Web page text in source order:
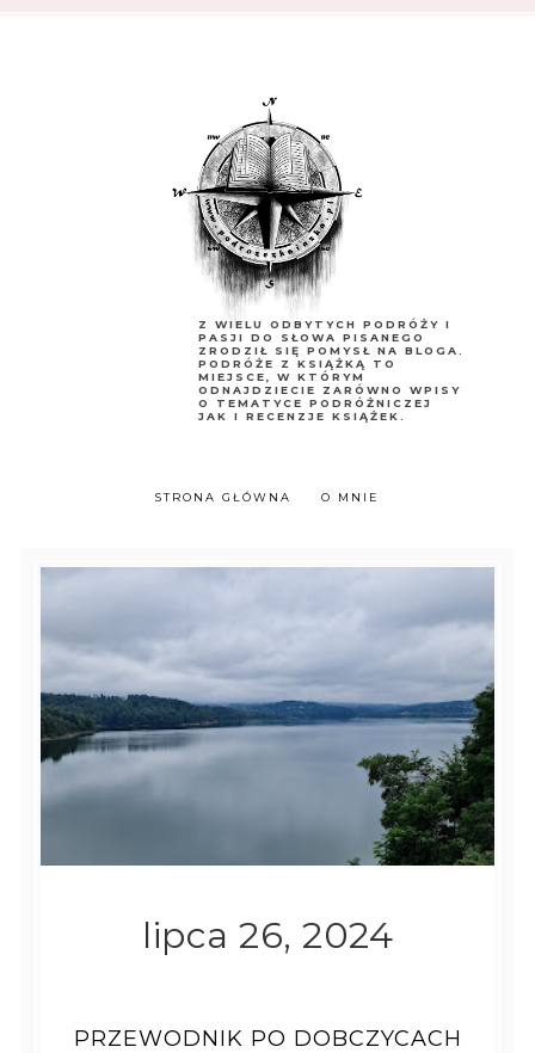
Z WIELU ODBYTYCH PODRÓŻY I
PASJI DO SŁOWA PISANEGO
ZRODZIŁ SIĘ POMYSŁ NA BLOGA.
PODRÓŻE Z KSIĄŻKĄ TO
MIEJSCE, W KTÓRYM
ODNAJDZIECIE ZARÓWNO WPISY
O TEMATYCE PODRÓŻNICZEJ
JAK I RECENZJE KSIĄŻEK.
STRONA GŁÓWNA O MNIE
lipca 26, 2024
PRZEWODNIK PO DOBCZYCACH